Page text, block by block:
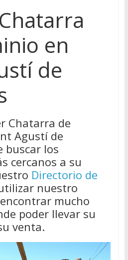
en
de
Chatarra de
Agustí de
buscar los
cercanos a su
Directorio de
nuestro
mucho
poder llevar su
venta.